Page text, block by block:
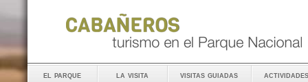
el parque la visita visitas guiadas actividades